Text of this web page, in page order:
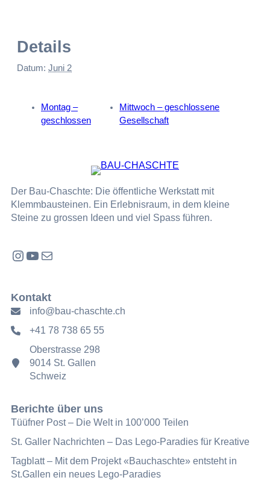
Details
Datum: Juni 2
Montag –
geschlossen
Mittwoch – geschlossene
Gesellschaft
Der Bau-Chaschte: Die öffentliche Werkstatt mit
Klemmbausteinen. Ein Erlebnisraum, in dem kleine
Steine zu grossen Ideen und viel Spass führen.
Instagram YouTube E-Mail
Kontakt
info@bau-chaschte.ch
+41 78 738 65 55
Oberstrasse 298
9014 St. Gallen
Schweiz
Berichte über uns
Tüüfner Post – Die Welt in 100’000 Teilen
St. Galler Nachrichten – Das Lego-Paradies für Kreative
Tagblatt – Mit dem Projekt «Bauchaschte» entsteht in
St.Gallen ein neues Lego-Paradies